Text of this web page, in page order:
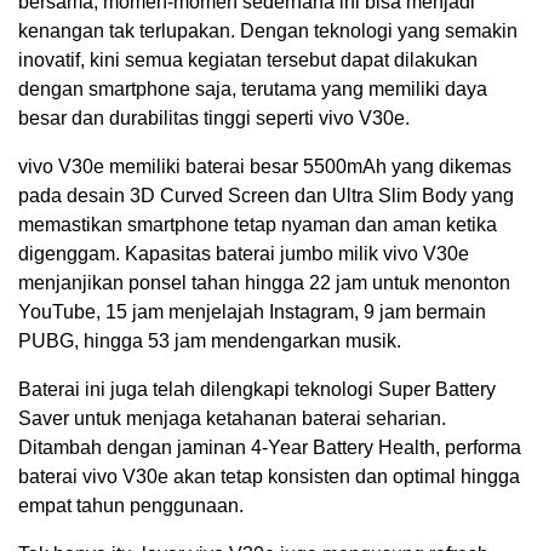
kenangan tak terlupakan. Dengan teknologi yang semakin
inovatif, kini semua kegiatan tersebut dapat dilakukan
dengan smartphone saja, terutama yang memiliki daya
besar dan durabilitas tinggi seperti vivo V30e.
vivo V30e memiliki baterai besar 5500mAh yang dikemas
pada desain 3D Curved Screen dan Ultra Slim Body yang
memastikan smartphone tetap nyaman dan aman ketika
digenggam. Kapasitas baterai jumbo milik vivo V30e
menjanjikan ponsel tahan hingga 22 jam untuk menonton
YouTube, 15 jam menjelajah Instagram, 9 jam bermain
PUBG, hingga 53 jam mendengarkan musik.
Baterai ini juga telah dilengkapi teknologi Super Battery
Saver untuk menjaga ketahanan baterai seharian.
Ditambah dengan jaminan 4-Year Battery Health, performa
baterai vivo V30e akan tetap konsisten dan optimal hingga
empat tahun penggunaan.